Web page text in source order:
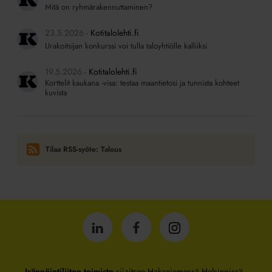
Mitä on ryhmärakennuttaminen?
23.5.2026 Kotitalolehti.fi
Urakoitsijan konkurssi voi tulla taloyhtiölle kalliiksi
19.5.2026 Kotitalolehti.fi
Korttelit kaukana -visa: testaa maantietosi ja tunnista kohteet
kuvista
Tilaa RSS-syöte: Talous
Isännöintiliitto
LinkedInissä
Isännöintiliitto
Facebookissa
Isännöintiliitto
Instagrammissa